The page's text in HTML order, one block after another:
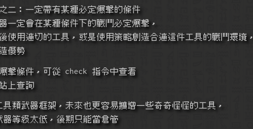
之二：一定帶有某種必定爆擊的條件
武器一定會在某種條件下的戰鬥必定爆擊，
情報後使用適切的工具，或是使用策略創造合適這件工具的戰鬥環境，
造優勢
的爆擊條件，可從 check 指令中查看
站上查詢
類武器框架，未來也更容易擴增一些奇奇怪怪的工具，
武器等級太低，後期只能當倉管